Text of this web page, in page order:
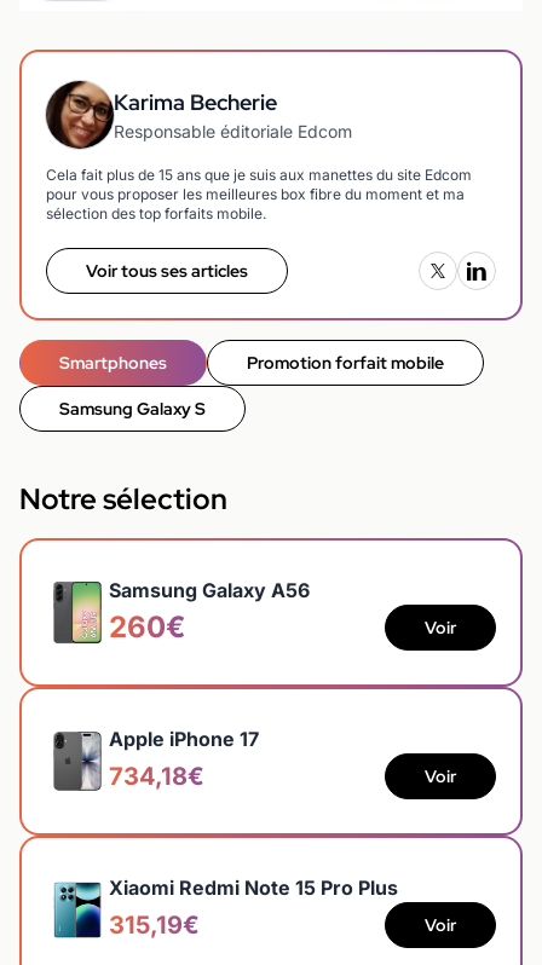
Karima Becherie
Responsable éditoriale Edcom
Cela fait plus de 15 ans que je suis aux manettes du site Edcom
pour vous proposer les meilleures box fibre du moment et ma
sélection des top forfaits mobile.
Voir tous ses articles
Smartphones Promotion forfait mobile
Samsung Galaxy S
Notre sélection
Samsung Galaxy A56
260€ Voir
Apple iPhone 17
734,18€ Voir
Xiaomi Redmi Note 15 Pro Plus
315,19€ Voir